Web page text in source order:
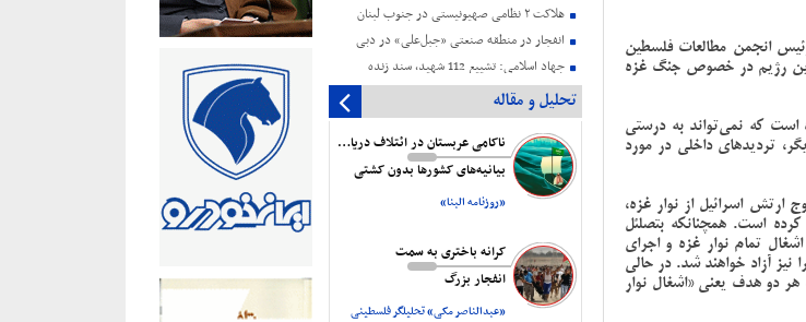
انجمن مطالعات فلسطین
این رژیم در خصوص جنگ غزه
است که نمی‌تواند به درستی
تردیدهای داخلی در مورد
اسرائیل از نوار غزه،
است. همچنانکه بتصلئل
تمام نوار غزه و اجرای
آزاد خواهند شد. در حالی
هر دو هدف یعنی «اشغال نوار
هلاکت ۲ نظامی صهیونیستی در جنوب لبنان
انفجار در منطقه صنعتی «جبل‌علی» در دبی
جهاد اسلامی: تشییع 112 شهید، سند زنده
جنگ نسل‌کشی در غزه است
جنبش حماس: به توافقات مرحله دوم آتش‌بس
پایبندیم
سازمان ملل: ۲۲ میلیون یمنی به کمک نیاز
دارند
حمایت هیئت رئیسه مجلس خبرگان از مواضع
تحلیل و مقاله
ناکامی عربستان در ائتلاف دریایی
بیانیه‌های کشورها بدون کشتی
«روزنامه البنا»
کرانه باختری به سمت
انفجار بزرگ
«عبدالناصر مکی» تحلیلگر فلسطینی